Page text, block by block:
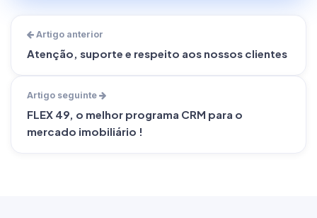
Artigo anterior
Atenção, suporte e respeito aos nossos clientes
Artigo seguinte
FLEX 49, o melhor programa CRM para o
mercado imobiliário !